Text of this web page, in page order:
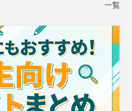
一覧